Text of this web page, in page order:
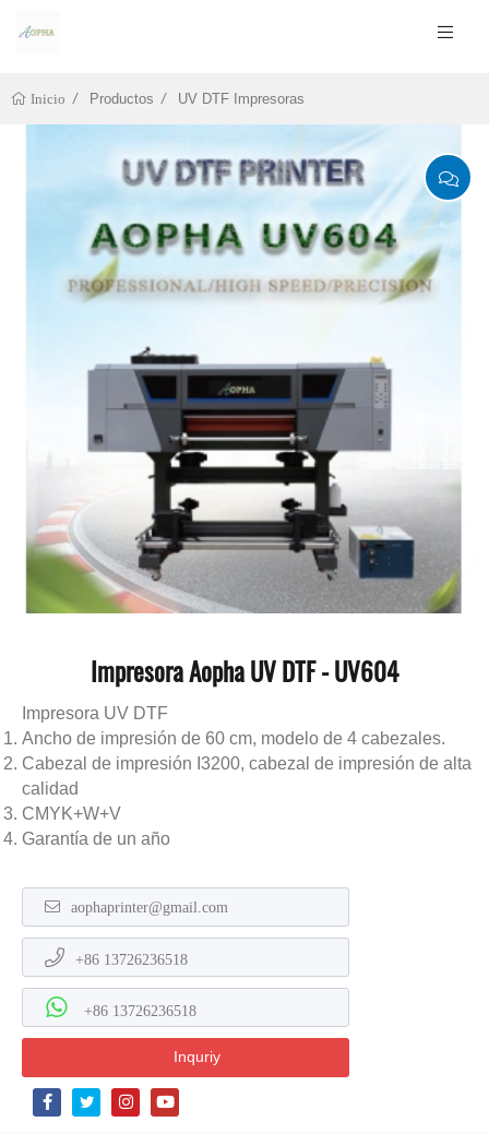
Inicio Productos UV DTF Impresoras
Impresora Aopha UV DTF - UV604
Impresora UV DTF
Ancho de impresión de 60 cm, modelo de 4 cabezales.
Cabezal de impresión I3200, cabezal de impresión de alta
calidad
CMYK+W+V
Garantía de un año
aophaprinter@gmail.com
+86 13726236518
+86 13726236518
Inquriy